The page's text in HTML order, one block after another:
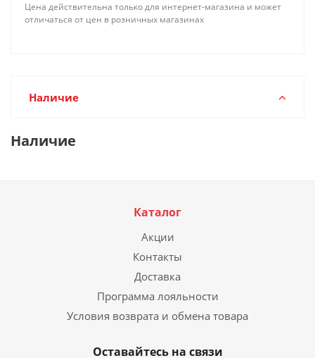
Цена действительна только для интернет-магазина и может
отличаться от цен в розничных магазинах
Наличие
Наличие
Каталог
Акции
Контакты
Доставка
Программа лояльности
Условия возврата и обмена товара
Оставайтесь на связи